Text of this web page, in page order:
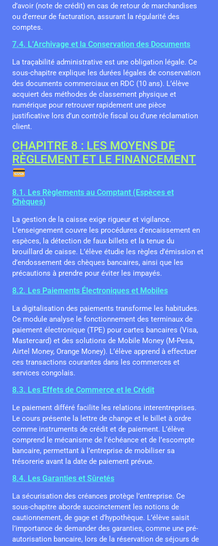
d’avoir (note de crédit) en cas de retour de marchandises
ou d’erreur de facturation, assurant la régularité des
comptes.
7.4. L’Archivage et la Conservation des Documents
La traçabilité administrative est une obligation légale. Ce
sous-chapitre explique les durées légales de conservation
des documents commerciaux en RDC (10 ans). L’élève
acquiert des méthodes de classement physique et
numérique pour retrouver rapidement une pièce
justificative lors d’un contrôle fiscal ou d’une réclamation
client.
CHAPITRE 8 : LES MOYENS DE
RÈGLEMENT ET LE FINANCEMENT
8.1. Les Règlements au Comptant (Espèces et
Chèques)
La gestion de la caisse exige rigueur et vigilance.
L’enseignement couvre les procédures d’encaissement en
espèces, la détection de faux billets et la tenue du
brouillard de caisse. L’élève étudie les règles d’émission et
d’endossement des chèques bancaires, ainsi que les
précautions à prendre pour éviter les impayés.
8.2. Les Paiements Électroniques et Mobiles
La digitalisation des paiements transforme les habitudes.
Ce module analyse le fonctionnement des terminaux de
paiement électronique (TPE) pour cartes bancaires (Visa,
Mastercard) et des solutions de Mobile Money (M-Pesa,
Airtel Money, Orange Money). L’élève apprend à effectuer
ces transactions courantes dans les commerces et
services congolais.
8.3. Les Effets de Commerce et le Crédit
Le paiement différé facilite les relations interentreprises.
Le cours présente la lettre de change et le billet à ordre
comme instruments de crédit et de paiement. L’élève
comprend le mécanisme de l’échéance et de l’escompte
bancaire, permettant à l’entreprise de mobiliser sa
trésorerie avant la date de paiement prévue.
8.4. Les Garanties et Sûretés
La sécurisation des créances protège l’entreprise. Ce
sous-chapitre aborde succinctement les notions de
cautionnement, de gage et d’hypothèque. L’élève saisit
l’importance de demander des garanties, comme une pré-
autorisation bancaire, lors de la réservation de séjours de